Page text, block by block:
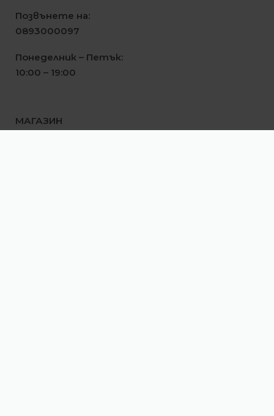
Позвънете на:
0893000097
Понеделник – Петък:
10:00 – 19:00
МАГАЗИН